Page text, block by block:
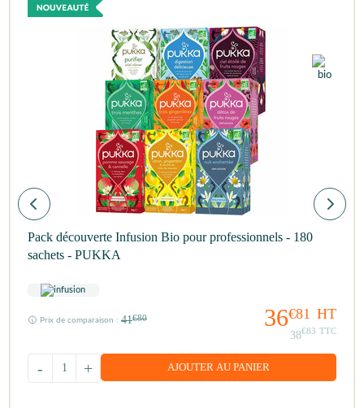
Pack découverte Infusion Bio pour professionnels - 180
sachets - PUKKA
36€81 HT
38€83 TTC
Prix de comparaison : 41€80
+
- AJOUTER AU PANIER